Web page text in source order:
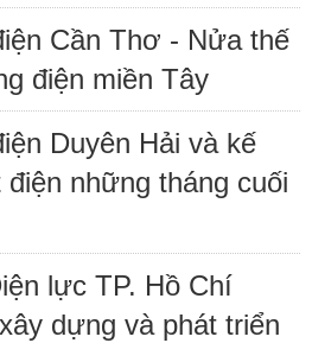
Cần Thơ - Nửa thế
điện miền Tây
Duyên Hải và kế
những tháng cuối
lực TP. Hồ Chí
dựng và phát triển